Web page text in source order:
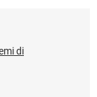
di